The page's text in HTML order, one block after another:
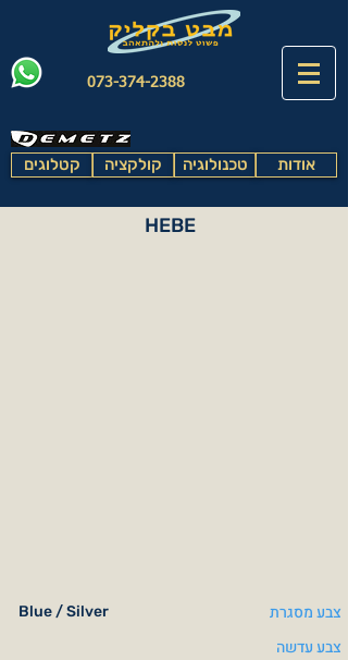
073-374-2388
קטלוגים קולקציה טכנולוגיה אודות
HEBE
Blue / Silver
צבע מסגרת
צבע עדשה